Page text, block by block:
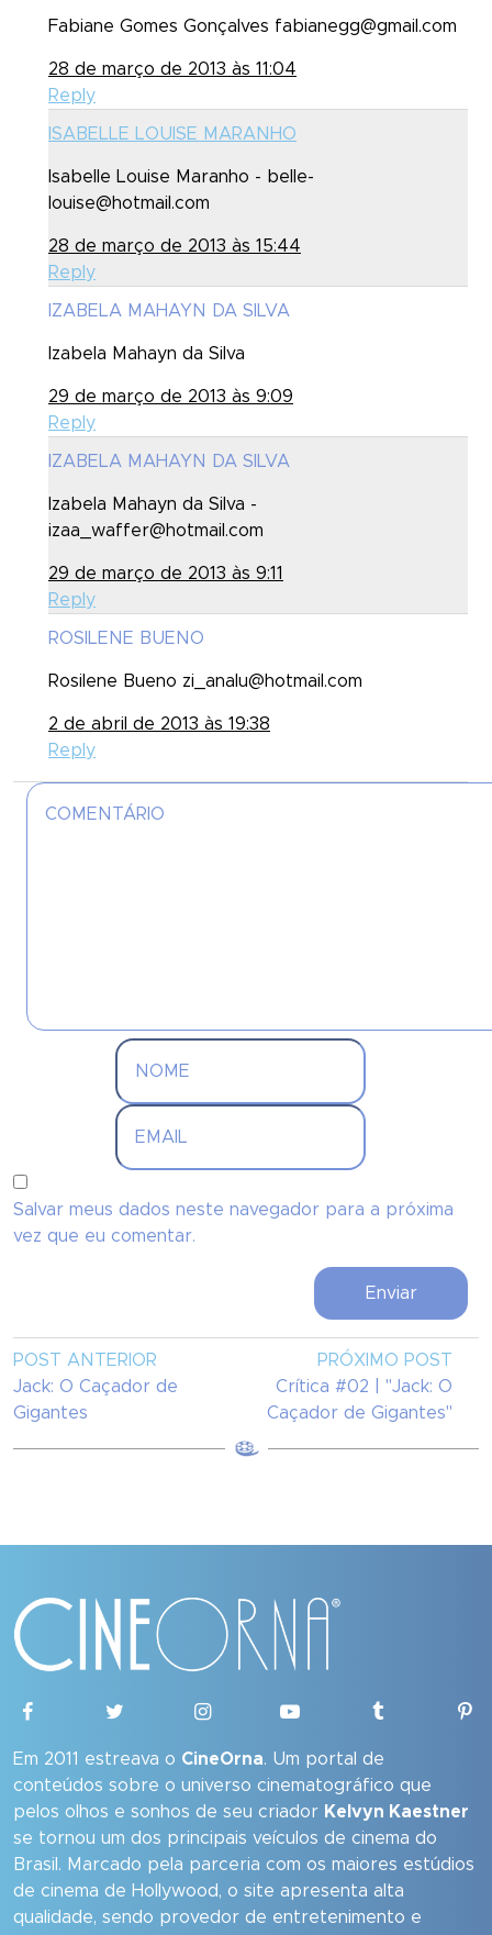
Fabiane Gomes Gonçalves fabianegg@gmail.com
28 de março de 2013 às 11:04
Reply
ISABELLE LOUISE MARANHO
Isabelle Louise Maranho - belle-
louise@hotmail.com
28 de março de 2013 às 15:44
Reply
IZABELA MAHAYN DA SILVA
Izabela Mahayn da Silva
29 de março de 2013 às 9:09
Reply
IZABELA MAHAYN DA SILVA
Izabela Mahayn da Silva -
izaa_waffer@hotmail.com
29 de março de 2013 às 9:11
Reply
ROSILENE BUENO
Rosilene Bueno zi_analu@hotmail.com
2 de abril de 2013 às 19:38
Reply
Salvar meus dados neste navegador para a próxima
vez que eu comentar.
POST ANTERIOR
Jack: O Caçador de
Gigantes
PRÓXIMO POST
Crítica #02 | "Jack: O
Caçador de Gigantes"
Em 2011 estreava o CineOrna. Um portal de
conteúdos sobre o universo cinematográfico que
pelos olhos e sonhos de seu criador Kelvyn Kaestner
se tornou um dos principais veículos de cinema do
Brasil. Marcado pela parceria com os maiores estúdios
de cinema de Hollywood, o site apresenta alta
qualidade, sendo provedor de entretenimento e